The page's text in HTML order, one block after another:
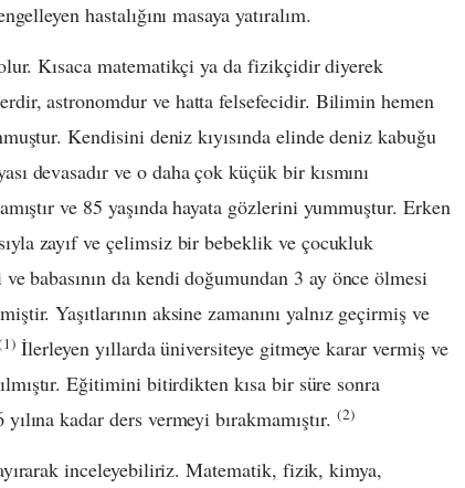
hastalığını masaya yatıralım.
Kısaca matematikçi ya da fizikçidir diyerek
astronomdur ve hatta felsefecidir. Bilimin hemen
Kendisini deniz kıyısında elinde deniz kabuğu
devasadır ve o daha çok küçük bir kısmını
ve 85 yaşında hayata gözlerini yummuştur. Erken
zayıf ve çelimsiz bir bebeklik ve çocukluk
babasının da kendi doğumundan 3 ay önce ölmesi
Yaşıtlarının aksine zamanını yalnız geçirmiş ve
İlerleyen yıllarda üniversiteye gitmeye karar vermiş ve
Eğitimini bitirdikten kısa bir süre sonra
kadar ders vermeyi bırakmamıştır.(2)
inceleyebiliriz. Matematik, fizik, kimya,